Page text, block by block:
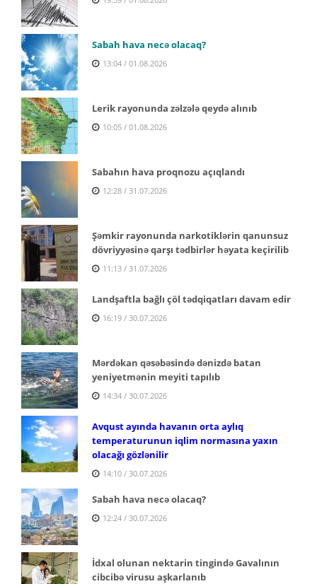
Sabah hava necə olacaq?
13:04 / 01.08.2026
Lerik rayonunda zəlzələ qeydə alınıb
10:05 / 01.08.2026
Sabahın hava proqnozu açıqlandı
12:28 / 31.07.2026
Şəmkir rayonunda narkotiklərin qanunsuz
dövriyyəsinə qarşı tədbirlər həyata keçirilib
11:13 / 31.07.2026
Landşaftla bağlı çöl tədqiqatları davam edir
16:19 / 30.07.2026
Mərdəkan qəsəbəsində dənizdə batan
yeniyetmənin meyiti tapılıb
14:34 / 30.07.2026
Avqust ayında havanın orta aylıq
temperaturunun iqlim normasına yaxın
olacağı gözlənilir
14:10 / 30.07.2026
Sabah hava necə olacaq?
12:24 / 30.07.2026
İdxal olunan nektarin tingində Gavalının
cibcibə virusu aşkarlanıb